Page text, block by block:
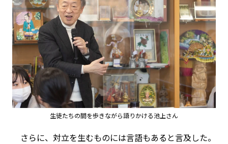
生徒たちの間を歩きながら語りかける池上さん
さらに、対立を生むものには言語もあると言及した。